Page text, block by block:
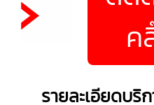
ค
รายละเอียดบริ